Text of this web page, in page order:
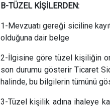
B-TÜZEL KİŞİLERDEN:
1-Mevzuatı gereği siciline
olduğuna dair belge
2-İlgisine göre tüzel kişiliğin
son durumu gösterir Ticaret
halinde, bu bilgilerin tümünü
3-Tüzel kişilik adına ihaleye